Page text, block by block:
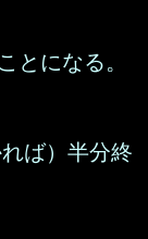
とになる。
ば）半分終